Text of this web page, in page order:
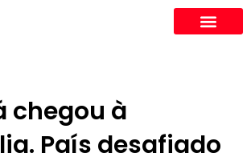
chegou à
País desafiado